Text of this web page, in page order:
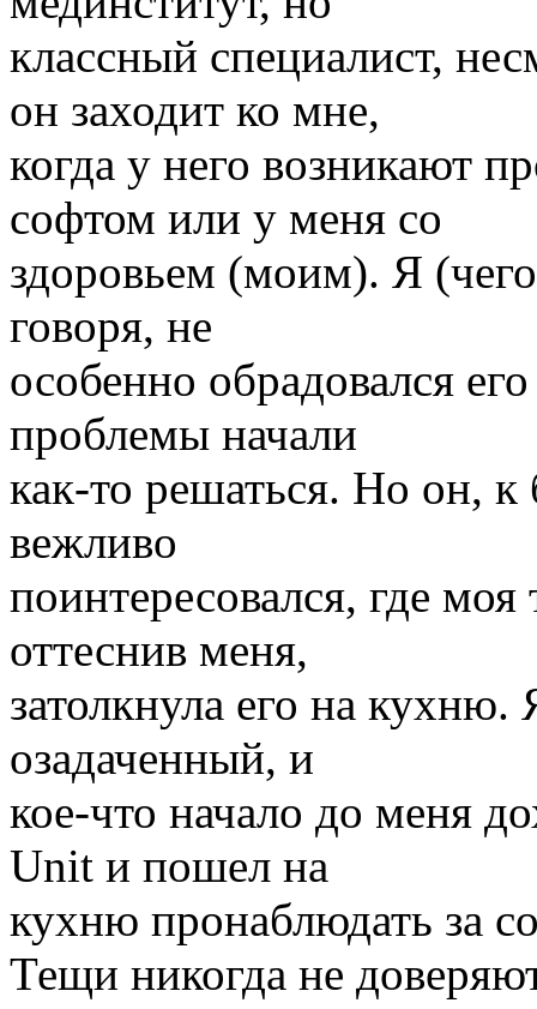
классный специалист,
он заходит ко мне,
когда у него возникают
софтом или у меня со
здоровьем (моим). Я (чего
говоря, не
особенно обрадовался
проблемы начали
как-то решаться. Но он,
вежливо
поинтересовался, где
оттеснив меня,
затолкнула его на кухню.
озадаченный, и
кое-что начало до меня
Unit и пошел на
кухню пронаблюдать за
Тещи никогда не